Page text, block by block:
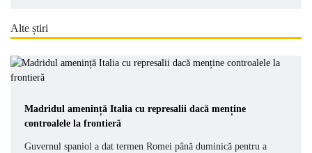
Alte știri
Madridul amenință Italia cu represalii dacă menține
controalele la frontieră
Guvernul spaniol a dat termen Romei până duminică pentru a